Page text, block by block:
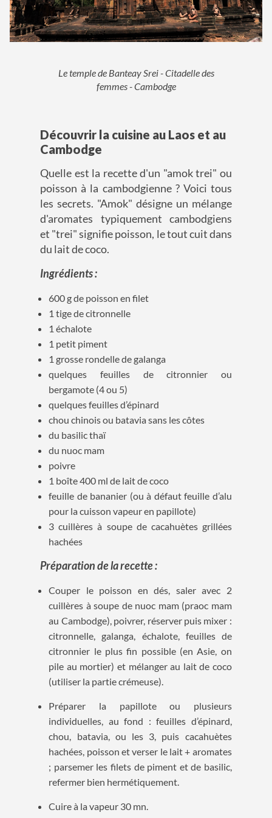
Le temple de Banteay Srei - Citadelle des
femmes - Cambodge
Découvrir la cuisine au Laos et au
Cambodge
Quelle est la recette d'un "amok trei" ou
poisson à la cambodgienne ? Voici tous
les secrets. "Amok" désigne un mélange
d'aromates typiquement cambodgiens
et "trei" signifie poisson, le tout cuit dans
du lait de coco.
Ingrédients :
600 g de poisson en filet
1 tige de citronnelle
1 échalote
1 petit piment
1 grosse rondelle de galanga
quelques feuilles de citronnier ou
bergamote (4 ou 5)
quelques feuilles d’épinard
chou chinois ou batavia sans les côtes
du basilic thaï
du nuoc mam
poivre
1 boîte 400 ml de lait de coco
feuille de bananier (ou à défaut feuille d’alu
pour la cuisson vapeur en papillote)
3 cuillères à soupe de cacahuètes grillées
hachées
Préparation de la recette :
Couper le poisson en dés, saler avec 2
cuillères à soupe de nuoc mam (praoc mam
au Cambodge), poivrer, réserver puis mixer :
citronnelle, galanga, échalote, feuilles de
citronnier le plus fin possible (en Asie, on
pile au mortier) et mélanger au lait de coco
(utiliser la partie crémeuse).
Préparer la papillote ou plusieurs
individuelles, au fond : feuilles d’épinard,
chou, batavia, ou les 3, puis cacahuètes
hachées, poisson et verser le lait + aromates
; parsemer les filets de piment et de basilic,
refermer bien hermétiquement.
Cuire à la vapeur 30 mn.